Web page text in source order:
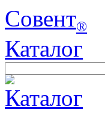
Совент®
Каталог
Каталог